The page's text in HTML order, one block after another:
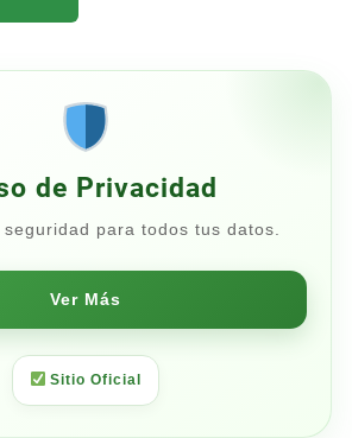
de Privacidad
para todos tus datos.
Ver Más
Sitio Oficial